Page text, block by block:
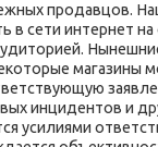
продавцов.
сети интернет
магазины
инцидентов и
усилиями